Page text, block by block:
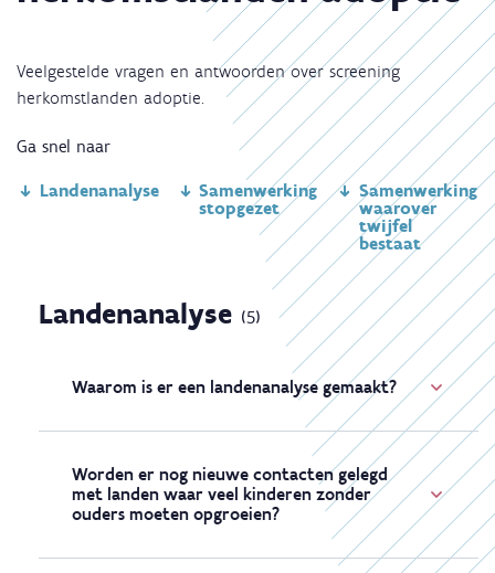
Veelgestelde vragen en antwoorden over screening
herkomstlanden adoptie.
Ga snel naar
Landenanalyse
Samenwerking
stopgezet
Samenwerking
waarover
twijfel
bestaat
Landenanalyse (5)
Waarom is er een landenanalyse gemaakt?
expertenpanel
inzake interlandelijke adoptieformuleerde de
Vlaamse Regering op 17 september 2021 een
aantal krijtlijnen voor de verdere aanpak, zowel
wat betreft de toekomst van interlandelijke
Worden er nog nieuwe contacten gelegd
met landen waar veel kinderen zonder
ouders moeten opgroeien?